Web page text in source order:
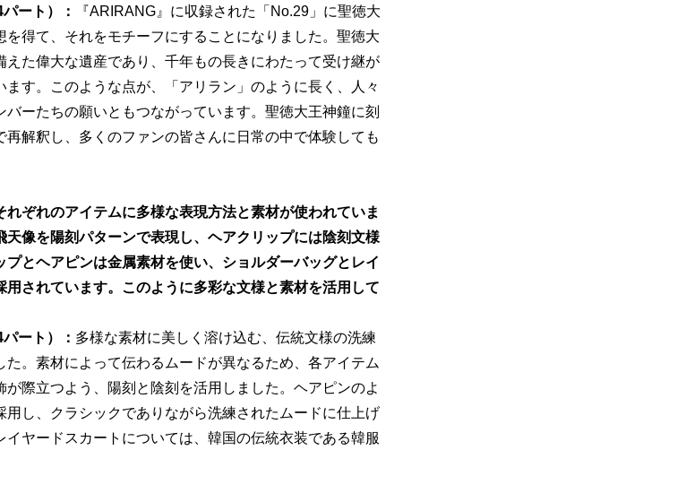
ート）：
『ARIRANG』に収録された「No.29」に聖徳大
得て、それをモチーフにすることになりました。聖徳大
た偉大な遺産であり、千年もの長きにわたって受け継が
す。このような点が、「アリラン」のように長く、人々
ーたちの願いともつながっています。聖徳大王神鐘に刻
解釈し、多くのファンの皆さんに日常の中で体験しても
ぞれのアイテムに多様な表現方法と素材が使われていま
像を陽刻パターンで表現し、ヘアクリップには陰刻文様
とヘアピンは金属素材を使い、ショルダーバッグとレイ
されています。このように多彩な文様と素材を活用して
ート）： 多様な素材に美しく溶け込む、伝統文様の洗練
。素材によって伝わるムードが異なるため、各アイテム
際立つよう、陽刻と陰刻を活用しました。ヘアピンのよ
用し、クラシックでありながら洗練されたムードに仕上げ
ヤードスカートについては、韓国の伝統衣装である韓服